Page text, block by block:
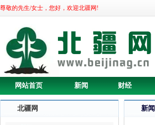
尊敬的先生/女士，您好，欢迎北疆网!
网站首页 新闻 财经
北疆网
《建立武术团队在澳博杯上再次斩获30金
新闻